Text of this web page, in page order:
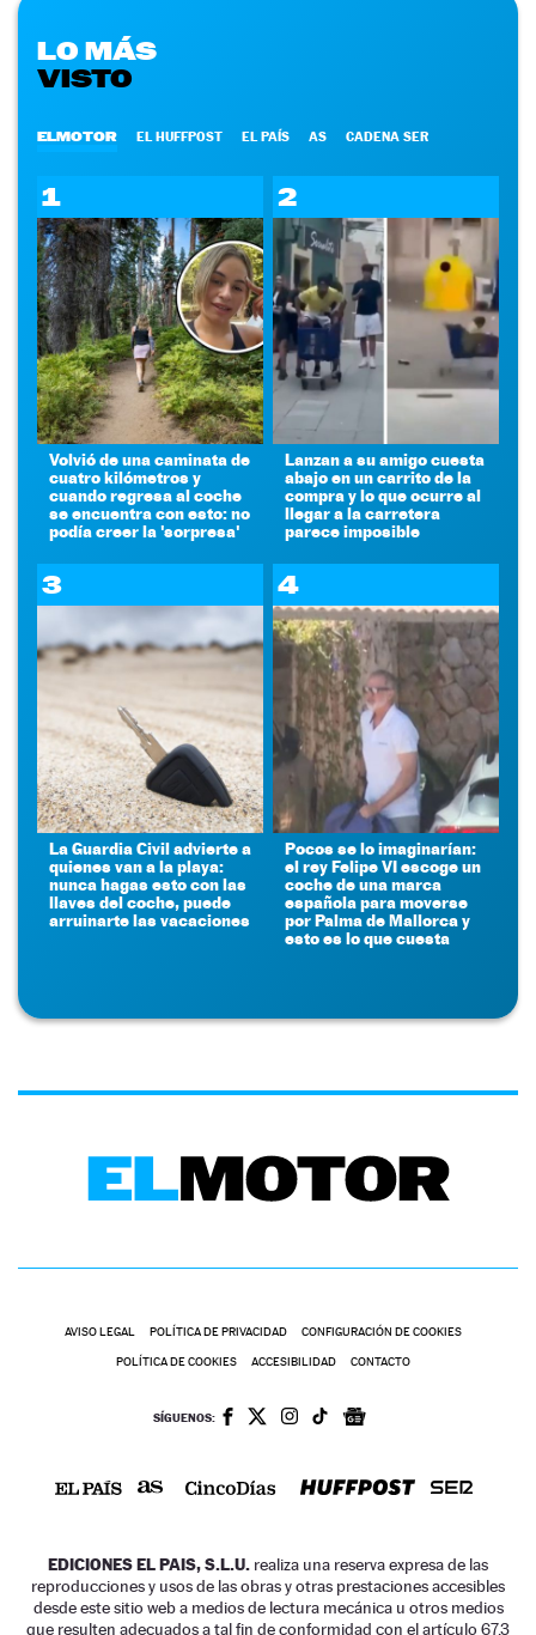
LO MÁS
VISTO
ELMOTOR EL HUFFPOST EL PAÍS AS CADENA SER
1
Volvió de una caminata de
cuatro kilómetros y
cuando regresa al coche
se encuentra con esto: no
podía creer la 'sorpresa'
2
Lanzan a su amigo cuesta
abajo en un carrito de la
compra y lo que ocurre al
llegar a la carretera
parece imposible
3
La Guardia Civil advierte a
quienes van a la playa:
nunca hagas esto con las
llaves del coche, puede
arruinarte las vacaciones
4
Pocos se lo imaginarían:
el rey Felipe VI escoge un
coche de una marca
española para moverse
por Palma de Mallorca y
esto es lo que cuesta
AVISO LEGAL POLÍTICA DE PRIVACIDAD CONFIGURACIÓN DE COOKIES
POLÍTICA DE COOKIES ACCESIBILIDAD CONTACTO
SÍGUENOS:
EDICIONES EL PAIS, S.L.U. realiza una reserva expresa de las
reproducciones y usos de las obras y otras prestaciones accesibles
desde este sitio web a medios de lectura mecánica u otros medios
que resulten adecuados a tal fin de conformidad con el artículo 67.3